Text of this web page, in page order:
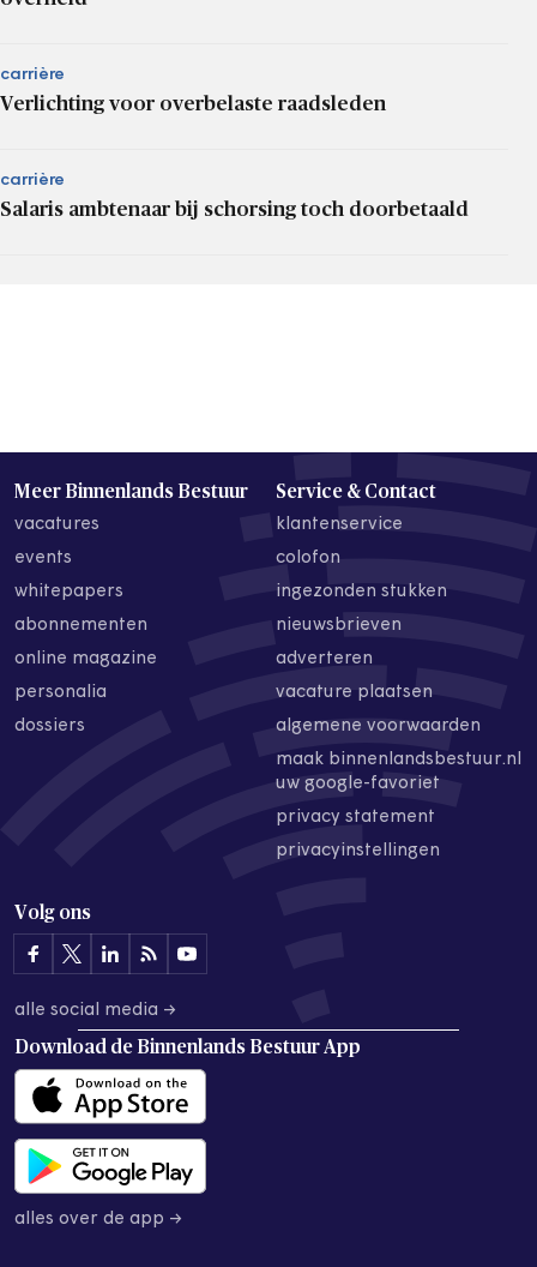
carrière
Verlichting voor overbelaste raadsleden
carrière
Salaris ambtenaar bij schorsing toch doorbetaald
Meer Binnenlands Bestuur
vacatures
events
whitepapers
abonnementen
online magazine
personalia
dossiers
Service & Contact
klantenservice
colofon
ingezonden stukken
nieuwsbrieven
adverteren
vacature plaatsen
algemene voorwaarden
maak binnenlandsbestuur.nl
uw google-favoriet
privacy statement
privacyinstellingen
Volg ons
alle social media →
Download de Binnenlands Bestuur App
alles over de app →